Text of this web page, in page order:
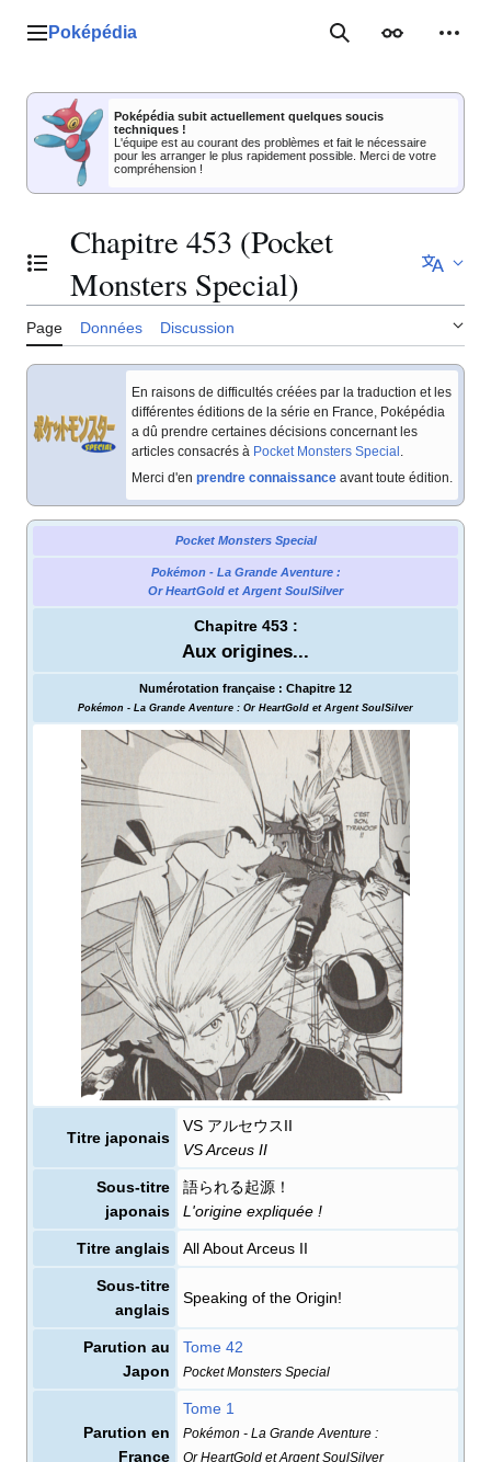
Menu principal
Poképédia RechercherApparence
Poképédia subit actuellement quelques soucis
techniques !
L'équipe est au courant des problèmes et fait le nécessaire
pour les arranger le plus rapidement possible. Merci de votre
compréhension !
Basculer la table des matières
Chapitre 453 (Pocket
Monsters Special)
Page Données Discussion
En raisons de difficultés créées par la traduction et les
différentes éditions de la série en France, Poképédia
a dû prendre certaines décisions concernant les
articles consacrés à Pocket Monsters Special.
Merci d'en prendre connaissance avant toute édition.
Pocket Monsters Special
Pokémon - La Grande Aventure :
Or HeartGold et Argent SoulSilver
Chapitre 453 :
Aux origines...
Numérotation française : Chapitre 12
Pokémon - La Grande Aventure : Or HeartGold et Argent SoulSilver
Titre japonais
VS アルセウスII
VS Arceus II
Sous-titre
japonais
語られる起源！
L'origine expliquée !
Titre anglais All About Arceus II
Sous-titre
anglais
Speaking of the Origin!
Parution au
Japon
Tome 42
Pocket Monsters Special
Parution en
France
Tome 1
Pokémon - La Grande Aventure :
Or HeartGold et Argent SoulSilver